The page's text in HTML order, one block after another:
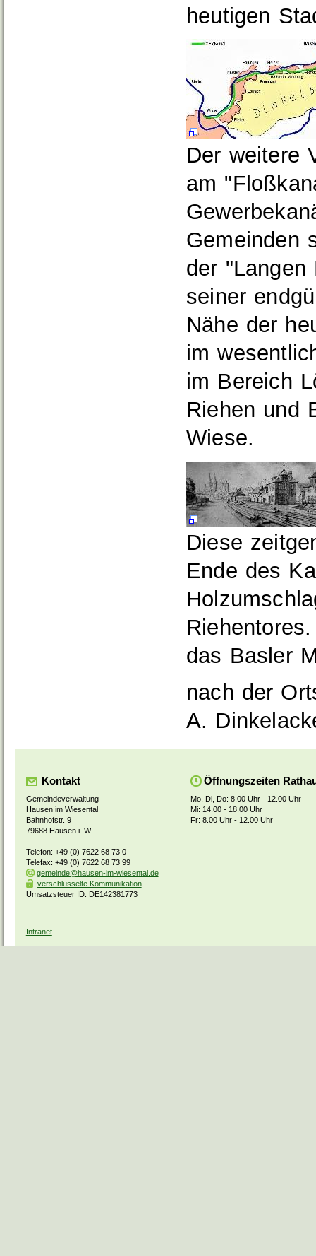
heutigen
Der weitere
am
Gemeinden
der
seiner
Nähe der
im
im Bereich
Riehen und
Wiese.
Diese
Ende des
das Basler
nach der
A.
Kontakt
Gemeindeverwaltung
Hausen im Wiesental
Bahnhofstr. 9
79688 Hausen i. W.
Telefon: +49 (0) 7622 68 73 0
Telefax: +49 (0) 7622 68 73 99
gemeinde@hausen-im-wiesental.de
verschlüsselte Kommunikation
Umsatzsteuer ID: DE142381773
Öffnungszeiten
Mo, Di, Do: 8.00 Uhr - 12.00 Uhr
Mi: 14.00 - 18.00 Uhr
Fr: 8.00 Uhr - 12.00 Uhr
Intranet